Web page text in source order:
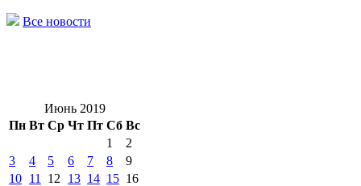
Все новости
Июнь 2019
Пн Вт Ср Чт Пт Сб Вс
1
2
3
4 5 6 7 8
9
10 11 12 13 14 15 16